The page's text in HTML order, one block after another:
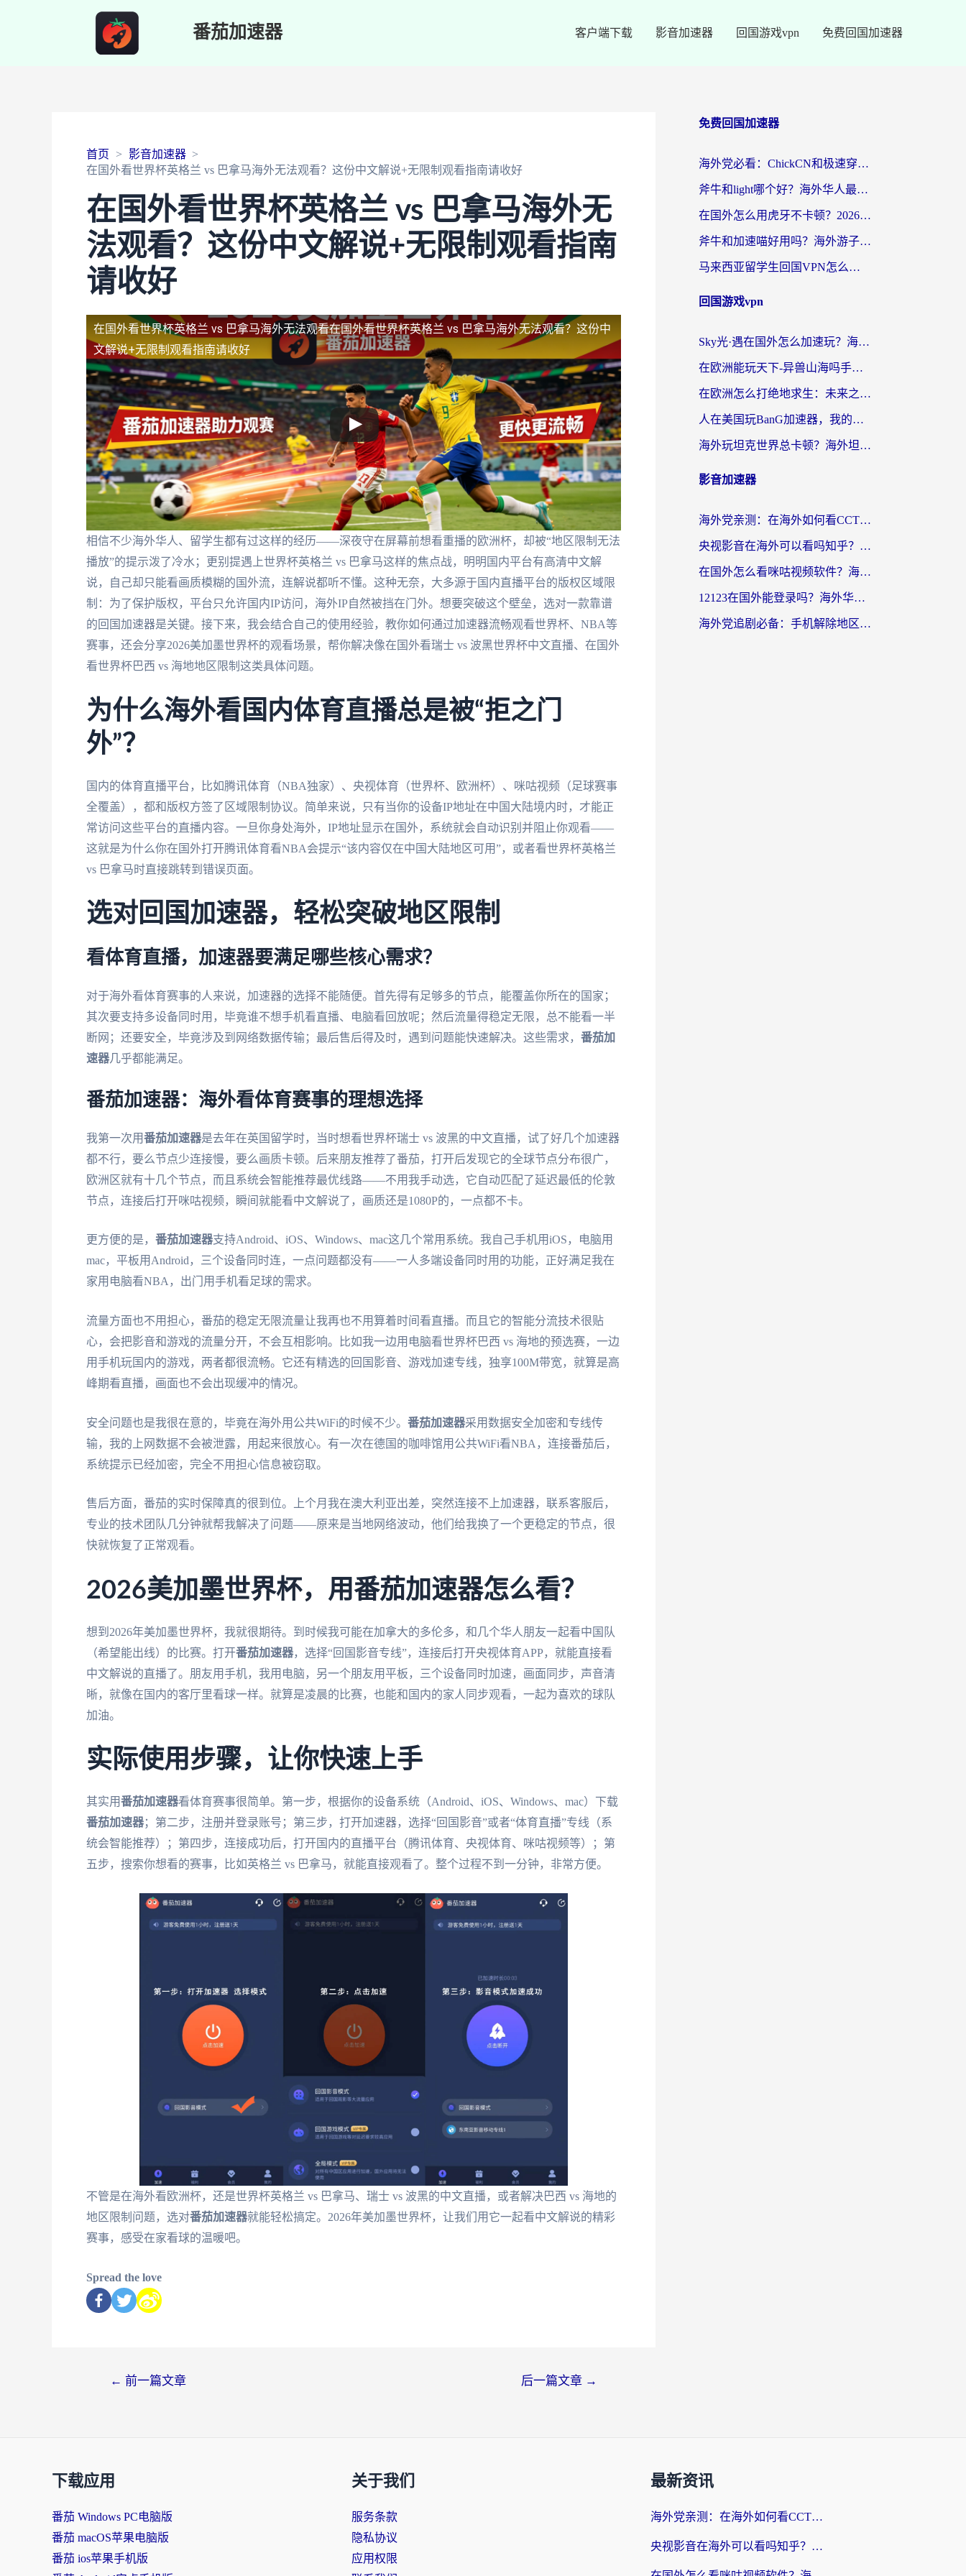
番茄加速器 客户端下载 影音加速器 回国游戏vpn 免费回国加速器
首页
影音加速器
在国外看世界杯英格兰 vs 巴拿马海外无法观看？这份中文解说+无限制观看指南请收好
在国外看世界杯英格兰 vs 巴拿马海外无
法观看？这份中文解说+无限制观看指南
请收好
在国外看世界杯英格兰 vs 巴拿马海外无法观看在国外看世界杯英格兰 vs 巴拿马海外无法观看？这份中
文解说+无限制观看指南请收好
相信不少海外华人、留学生都有过这样的经历——深夜守在屏幕前想看重播的欧洲杯，却被“地区限制无法
播放”的提示泼了冷水；更别提遇上世界杯英格兰 vs 巴拿马这样的焦点战，明明国内平台有高清中文解
说，自己却只能看画质模糊的国外流，连解说都听不懂。这种无奈，大多源于国内直播平台的版权区域限
制：为了保护版权，平台只允许国内IP访问，海外IP自然被挡在门外。想要突破这个壁垒，选对一款靠谱
的回国加速器是关键。接下来，我会结合自己的使用经验，教你如何通过加速器流畅观看世界杯、NBA等
赛事，还会分享2026美加墨世界杯的观看场景，帮你解决像在国外看瑞士 vs 波黑世界杯中文直播、在国外
看世界杯巴西 vs 海地地区限制这类具体问题。
为什么海外看国内体育直播总是被“拒之门
外”？
国内的体育直播平台，比如腾讯体育（NBA独家）、央视体育（世界杯、欧洲杯）、咪咕视频（足球赛事
全覆盖），都和版权方签了区域限制协议。简单来说，只有当你的设备IP地址在中国大陆境内时，才能正
常访问这些平台的直播内容。一旦你身处海外，IP地址显示在国外，系统就会自动识别并阻止你观看——
这就是为什么你在国外打开腾讯体育看NBA会提示“该内容仅在中国大陆地区可用”，或者看世界杯英格兰
vs 巴拿马时直接跳转到错误页面。
选对回国加速器，轻松突破地区限制
看体育直播，加速器要满足哪些核心需求？
对于海外看体育赛事的人来说，加速器的选择不能随便。首先得有足够多的节点，能覆盖你所在的国家；
其次要支持多设备同时用，毕竟谁不想手机看直播、电脑看回放呢；然后流量得稳定无限，总不能看一半
断网；还要安全，毕竟涉及到网络数据传输；最后售后得及时，遇到问题能快速解决。这些需求， 番茄加
速器几乎都能满足。
番茄加速器：海外看体育赛事的理想选择
我第一次用番茄加速器是去年在英国留学时，当时想看世界杯瑞士 vs 波黑的中文直播，试了好几个加速器
都不行，要么节点少连接慢，要么画质卡顿。后来朋友推荐了番茄，打开后发现它的全球节点分布很广，
欧洲区就有十几个节点，而且系统会智能推荐最优线路——不用我手动选，它自动匹配了延迟最低的伦敦
节点，连接后打开咪咕视频，瞬间就能看中文解说了，画质还是1080P的，一点都不卡。
更方便的是， 番茄加速器支持Android、iOS、Windows、mac这几个常用系统。我自己手机用iOS，电脑用
mac，平板用Android，三个设备同时连，一点问题都没有——一人多端设备同时用的功能，正好满足我在
家用电脑看NBA，出门用手机看足球的需求。
流量方面也不用担心，番茄的稳定无限流量让我再也不用算着时间看直播。而且它的智能分流技术很贴
心，会把影音和游戏的流量分开，不会互相影响。比如我一边用电脑看世界杯巴西 vs 海地的预选赛，一边
用手机玩国内的游戏，两者都很流畅。它还有精选的回国影音、游戏加速专线，独享100M带宽，就算是高
峰期看直播，画面也不会出现缓冲的情况。
安全问题也是我很在意的，毕竟在海外用公共WiFi的时候不少。 番茄加速器采用数据安全加密和专线传
输，我的上网数据不会被泄露，用起来很放心。有一次在德国的咖啡馆用公共WiFi看NBA，连接番茄后，
系统提示已经加密，完全不用担心信息被窃取。
售后方面，番茄的实时保障真的很到位。上个月我在澳大利亚出差，突然连接不上加速器，联系客服后，
专业的技术团队几分钟就帮我解决了问题——原来是当地网络波动，他们给我换了一个更稳定的节点，很
快就恢复了正常观看。
2026美加墨世界杯，用番茄加速器怎么看？
想到2026年美加墨世界杯，我就很期待。到时候我可能在加拿大的多伦多，和几个华人朋友一起看中国队
（希望能出线）的比赛。打开番茄加速器，选择“回国影音专线”，连接后打开央视体育APP，就能直接看
中文解说的直播了。朋友用手机，我用电脑，另一个朋友用平板，三个设备同时加速，画面同步，声音清
晰，就像在国内的客厅里看球一样。就算是凌晨的比赛，也能和国内的家人同步观看，一起为喜欢的球队
加油。
实际使用步骤，让你快速上手
其实用番茄加速器看体育赛事很简单。第一步，根据你的设备系统（Android、iOS、Windows、mac）下载
番茄加速器；第二步，注册并登录账号；第三步，打开加速器，选择“回国影音”或者“体育直播”专线（系
统会智能推荐）；第四步，连接成功后，打开国内的直播平台（腾讯体育、央视体育、咪咕视频等）；第
五步，搜索你想看的赛事，比如英格兰 vs 巴拿马，就能直接观看了。整个过程不到一分钟，非常方便。
不管是在海外看欧洲杯，还是世界杯英格兰 vs 巴拿马、瑞士 vs 波黑的中文直播，或者解决巴西 vs 海地的
地区限制问题，选对番茄加速器就能轻松搞定。2026年美加墨世界杯，让我们用它一起看中文解说的精彩
赛事，感受在家看球的温暖吧。
Spread the love
← 前一篇文章 后一篇文章 →
免费回国加速器
海外党必看：ChickCN和极速穿梭VPN好用吗？3招教你选对回国加速器无缝刷国内资源
斧牛和light哪个好？海外华人最关心的回国加速器选择难题，一篇讲透
在国外怎么用虎牙不卡顿？2026海外华人亲测有效的回国加速器选择指南
斧牛和加速喵好用吗？海外游子的真实选择困境
马来西亚留学生回国VPN怎么选？3个避坑点+1款实测好用的加速器推荐
回国游戏vpn
Sky光·遇在国外怎么加速玩？海外党亲测有效的国服游戏加速指南
在欧洲能玩天下-异兽山海吗手游？海外玩家的加速器生存指南
在欧洲怎么打绝地求生：未来之役不卡？留学生亲测的加速器避坑指南
人在美国玩BanG加速器，我的延迟终于绿了
海外玩坦克世界总卡顿？海外坦克世界加速器有哪些？实测好用的选择在这里
影音加速器
海外党亲测：在海外如何看CCTV？告别“仅限大陆播放”的实用指南
央视影音在海外可以看吗知乎？留学生亲测：3步解决地域限制+追剧自由
在国外怎么看咪咕视频软件？海外党亲测有效的回国加速方案
12123在国外能登录吗？海外华人必看的回国加速实用指南
海外党追剧必备：手机解除地区限制app怎么选？解决央视视频&国内剧地区限制全指南
下载应用
番茄 Windows PC电脑版
番茄 macOS苹果电脑版
番茄 ios苹果手机版
关于我们
服务条款
隐私协议
应用权限
最新资讯
海外党亲测：在海外如何看CCTV？告别“仅限大陆播放”的实用指南
央视影音在海外可以看吗知乎？留学生亲测：3步解决地域限制+追剧自由